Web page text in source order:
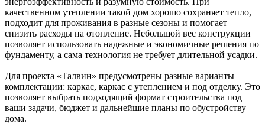
покрытие. волновой).
Свесы
крыши.
-
Доска сухая калиброванная
строганная 20х120 мм.
Окна. -
Стеклопакеты
профиль (согласно
проекту), москитные сетки,
подоконники, водоотливы.
Наличники внутренние -
качественном утеплении такой дом хорошо сохраняет тепло,
подходит для проживания в разные сезоны и помогает
снизить расходы на отопление. Небольшой вес конструкции
позволяет использовать надежные и экономичные решения по
фундаменту, а сама технология не требует длительной усадки.
Для проекта «Талвин» предусмотрены разные варианты
комплектации: каркас, каркас с утеплением и под отделку. Это
позволяет выбрать подходящий формат строительства под
ваши задачи, бюджет и дальнейшие планы по обустройству
дома.